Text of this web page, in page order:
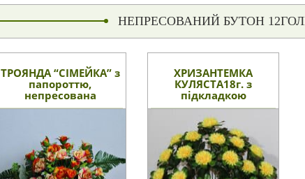
НЕПРЕСОВАНИЙ БУТОН
ТРОЯНДА “СІМЕЙКА” з
папороттю,
непресована
ХРИЗАНТЕМКА
КУЛЯСТА18г. з
підкладкою